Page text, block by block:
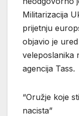
Militarizacija
prijetnju
objavio je
veleposlanika
agencija Tass.
“Oružje koje
nacista”